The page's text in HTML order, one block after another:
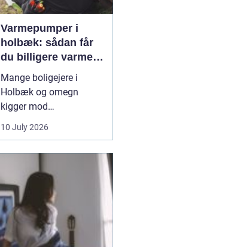
Varmepumper i
holbæk: sådan får
du billigere varme
og bedre indeklima
Mange boligejere i
Holbæk og omegn
kigger mod
varmepumper for at
sænke varmeregningen
varmepumpe udnytter
energien i luften udenfor
og omdanner den til
varme inde i huset. Det
er en enkel løsning, som
10 July 2026